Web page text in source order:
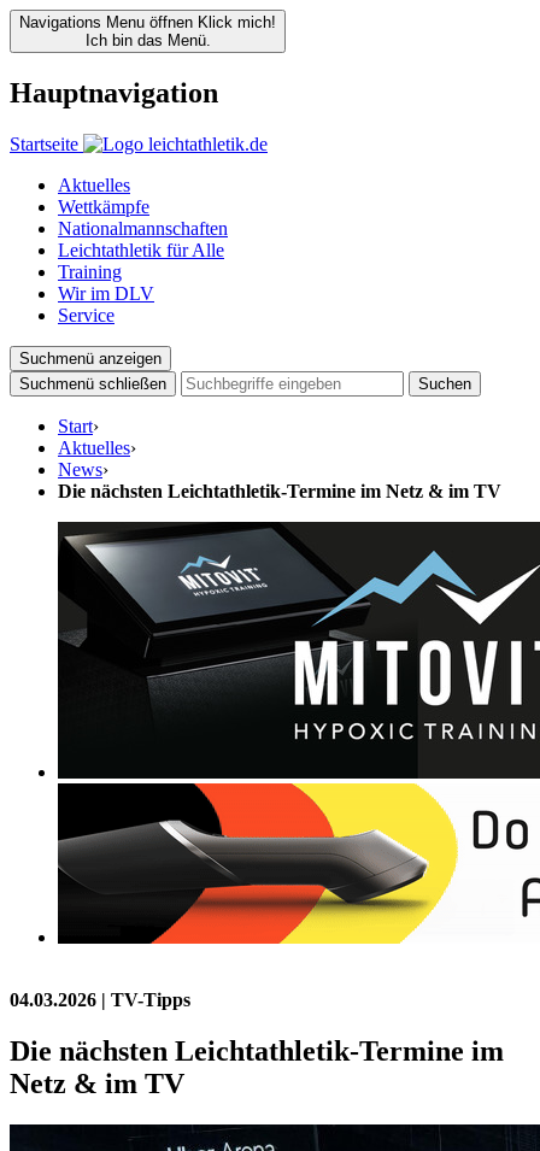
Navigations Menu öffnen Klick mich!
Ich bin das Menü.
Hauptnavigation
Startseite
Aktuelles
Wettkämpfe
Nationalmannschaften
Leichtathletik für Alle
Training
Wir im DLV
Service
Suchmenü anzeigen
Suchmenü schließen
Suchen
Start›
Aktuelles›
News›
Die nächsten Leichtathletik-Termine im Netz & im TV
04.03.2026 | TV-Tipps
Die nächsten Leichtathletik-Termine im
Netz & im TV